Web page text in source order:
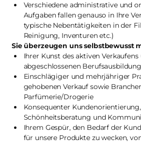
Verschiedene administrative und
Aufgaben fallen genauso in Ihre
typische Nebentätigkeiten in der
Reinigung, Inventuren etc.)
Sie überzeugen uns selbstbewusst
Ihrer Kunst des aktiven Verkaufens
abgeschlossenen
Einschlägiger und mehrjähriger
gehobenen Verkauf sowie
Parfümerie/Drogerie
Konsequenter
Schönheitsberatung und
Ihrem Gespür, den Bedarf der
für unsere Produkte zu wecken,